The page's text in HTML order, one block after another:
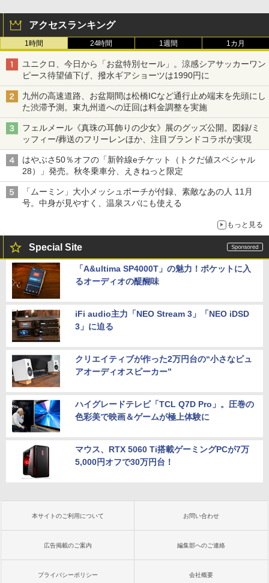
アクセスランキング
1時間 24時間 1週間 1カ月
ユニクロ、今日から「お盆特別セール」。涼感シアサッカーワン
ピース待望値下げ、撥水ギアショーツは1990円に
九州の高速道路、お盆期間は松橋ICなど通行止め端末を先頭にし
た渋滞予測。東九州道への迂回は料金調整を実施
フェルメール《真珠の耳飾りの少女》展のグッズ公開。図録/ミ
ッフィー/葬送のフリーレンほか、注目ブランドコラボが実現
はやぶさ50％オフの「新幹線eチケット（トクだ値スペシャル
28）」発売。秋冬乗車分、えきねっと限定
「ムーミン」大小メッシュポーチが付録、素敵なあの人 11月
号。中身が見やすく、温泉スパにも使える
もっと見る
Special Site
「A&ultima SP4000T」の魅力！ポケットに入
るオーディオの醍醐味
iFi audio主力「NEO Stream 3」「NEO iDSD
3」に迫る
クリエイティブが作った2万円台の“小さなピュ
アオーディオスピーカー”
ハイグレードテレビ「TCL Q7D Pro」。圧巻の
色彩美で映画＆ゲームが極上体験に
マウス、RTX 5060 Ti搭載ゲーミングPCが7万
5,000円オフで30万円台！
本サイトのご利用について お問い合わせ
広告掲載のご案内 編集部へのご連絡
プライバシーポリシー 会社概要